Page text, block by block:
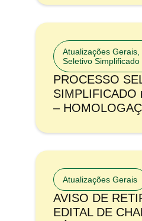
Atualizações Gerais
Seletivo Simplificado
PROCESSO
SIMPLIFICADO
–
Atualizações Gerais
AVISO DE
EDITAL DE